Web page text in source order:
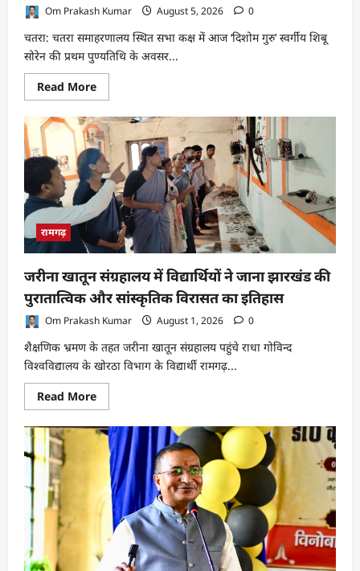
Om Prakash Kumar August 5, 2026 0
चतरा: चतरा समाहरणालय स्थित सभा कक्ष में आज ‘दिशोम गुरु’ स्वर्गीय शिबू
सोरेन की प्रथम पुण्यतिथि के अवसर...
Read MoreRead
more
उपायुक्त
व
पुलिस
अधीक्षक
ने
स्व.
शिबू
सोरेन
को
दी
भावभीनी
श्रद्धांजलि,
योगदान
को
किया
याद
रामगढ़
जरीना खातून संग्रहालय में विद्यार्थियों ने जाना झारखंड की
पुरातात्विक और सांस्कृतिक विरासत का इतिहास
Om Prakash Kumar August 1, 2026 0
शैक्षणिक भ्रमण के तहत जरीना खातून संग्रहालय पहुंचे राधा गोविन्द
विश्वविद्यालय के खोरठा विभाग के विद्यार्थी रामगढ़...
Read MoreRead
more
जरीना
खातून
संग्रहालय
में
विद्यार्थियों
ने
जाना
झारखंड
की
पुरातात्विक
और
सांस्कृतिक
विरासत